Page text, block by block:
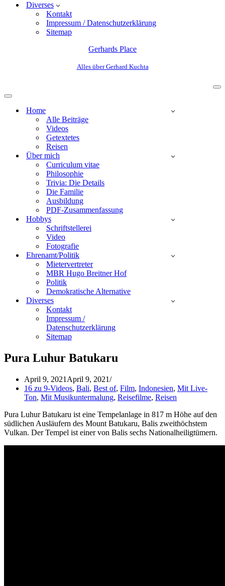
Diverses
Kontakt
Impressum / Datenschutzerklärung
Sitemap
Gerhards Place
Alles über Gerhard Kuchta
Home
Alle Beiträge
Videos
Getextetes
Reisen
Über mich
Curriculum vitae
Philosophie
Trivia: Die Details
Die Familie
Ausbildung
PDF-Zusammenfassung
Hobbys
Schriftstellerei
Video
Fotografie
Ehrenamt/Politik
Mietervertreter
MBR Hugo Breitner Hof
Politik
Demokratische Alternative
Diverses
Kontakt
Impressum /
Datenschutzerklärung
Sitemap
Pura Luhur Batukaru
April 9, 2021 April 9, 2021
16 zu 9-Videos, Bali, Best of, Film, Indonesien, Mit Live-
Ton, Mit Musikuntermalung, Reisefilme, Reisen
Pura Luhur Batukaru ist eine Tempelanlage in 817 m Höhe auf den
südlichen Ausläufern des Mount Batukaru, Balis zweithöchstem
Vulkan. Der Tempel ist einer von Balis sechs Nationalheiligtümern.